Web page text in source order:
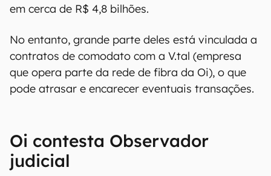
em cerca de R$ 4,8 bilhões.
No entanto, grande parte deles está vinculada a
contratos de comodato com a V.tal (empresa
que opera parte da rede de fibra da Oi), o que
pode atrasar e encarecer eventuais transações.
Oi contesta Observador
judicial